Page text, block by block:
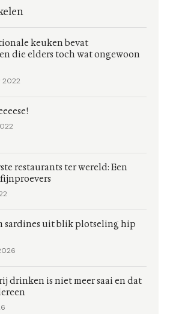
keuken bevat
die elders toch wat ongewoon
2022
restaurants ter wereld: Een
sardines uit blik plotseling hip
drinken is niet meer saai en dat